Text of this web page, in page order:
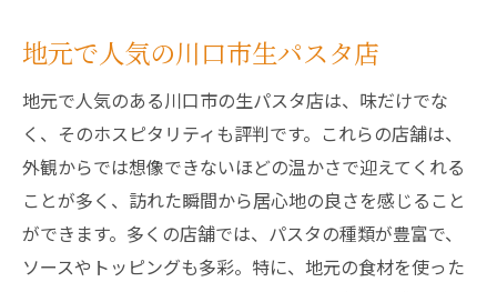
地元で人気の川口市生パスタ店
地元で人気のある川口市の生パスタ店は、味だけでな
く、そのホスピタリティも評判です。これらの店舗は、
外観からでは想像できないほどの温かさで迎えてくれる
ことが多く、訪れた瞬間から居心地の良さを感じること
ができます。多くの店舗では、パスタの種類が豊富で、
ソースやトッピングも多彩。特に、地元の食材を使った